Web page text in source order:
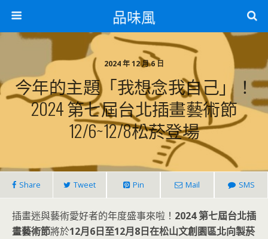
品味風
2024 年 12 月 6 日
今年的主題「我想念我自己」！
2024 第七屆台北插畫藝術節
12/6~12/8松菸登場
Share Tweet Pin Mail SMS
插畫迷與藝術愛好者的年度盛事來啦！ 2024 第七屆台北插
畫藝術節將於12月6日至12月8日在松山文創園區北向製菸